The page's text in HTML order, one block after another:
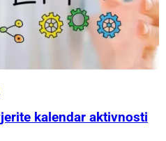
kalendar aktivnosti